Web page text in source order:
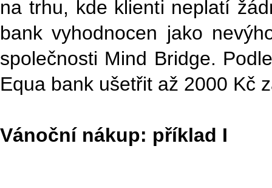
na trhu, kde klienti neplatí
bank vyhodnocen jako
společnosti Mind Bridge.
Equa bank ušetřit až 2000 Kč
Vánoční nákup: příklad I